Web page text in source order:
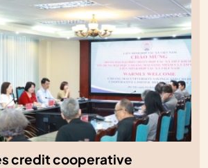
credit cooperative